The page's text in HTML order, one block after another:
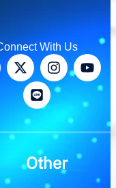
With Us
Other